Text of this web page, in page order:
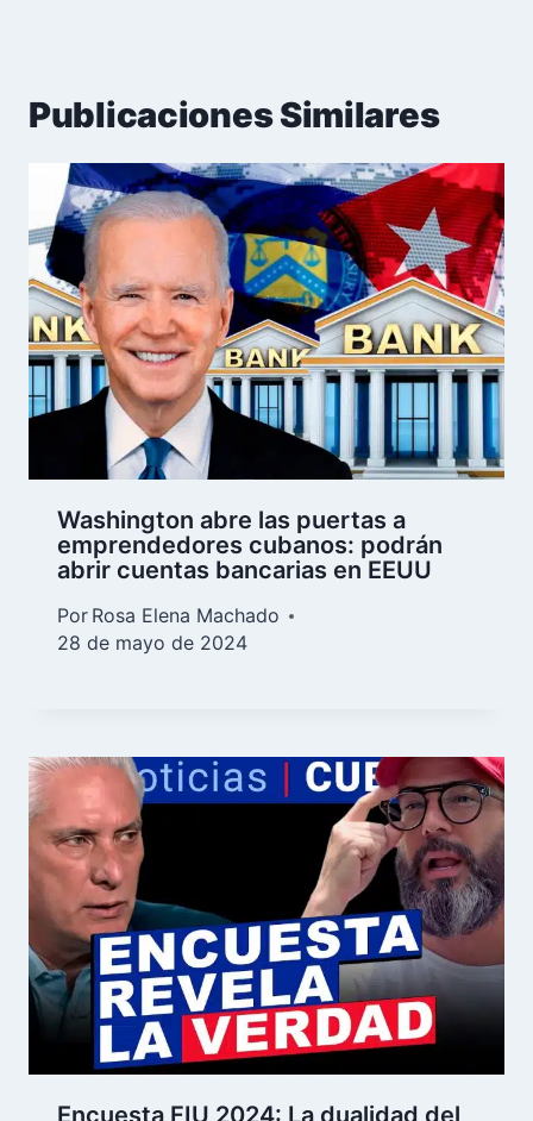
Publicaciones Similares
Washington abre las puertas a
emprendedores cubanos: podrán
abrir cuentas bancarias en EEUU
Por Rosa Elena Machado
28 de mayo de 2024
Encuesta FIU 2024: La dualidad del